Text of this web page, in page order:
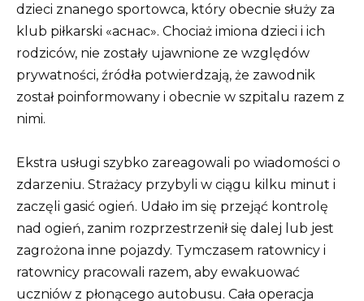
dzieci znanego sportowca, który obecnie służy za
klub piłkarski «аснас». Chociaż imiona dzieci i ich
rodziców, nie zostały ujawnione ze względów
prywatności, źródła potwierdzają, że zawodnik
został poinformowany i obecnie w szpitalu razem z
nimi.
Ekstra usługi szybko zareagowali po wiadomości o
zdarzeniu. Strażacy przybyli w ciągu kilku minut i
zaczęli gasić ogień. Udało im się przejąć kontrolę
nad ogień, zanim rozprzestrzenił się dalej lub jest
zagrożona inne pojazdy. Tymczasem ratownicy i
ratownicy pracowali razem, aby ewakuować
uczniów z płonącego autobusu. Cała operacja